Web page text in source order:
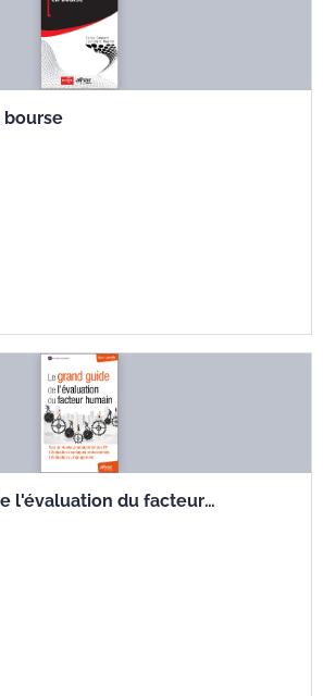
bourse
l'évaluation du facteur
management des RH
risques professionnels -